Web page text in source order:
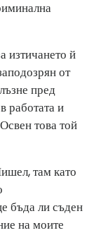
изтичането й
от
пред
работата и
това той
там като
бъда ли съден
на моите